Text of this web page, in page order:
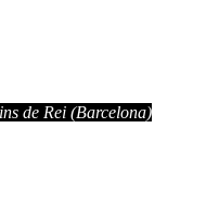
de Rei (Barcelona)